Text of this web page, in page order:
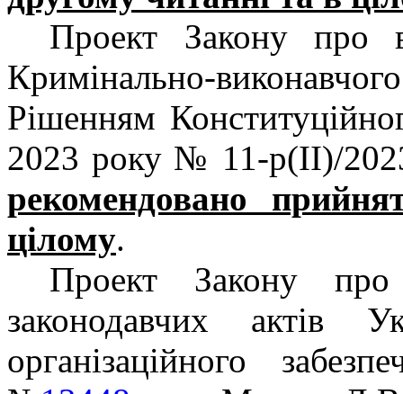
Проект Закону про
Кримінально-
Рішенням
2023 року № 11-р(II)/
рекомендовано
цілому.
Проект Закону
законодавчих актів
організаційного